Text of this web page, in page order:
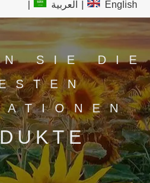
العربية English
SIE DIE